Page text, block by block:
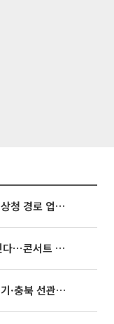
태풍 '돌핀' 오키나와 접근…일본기상청 경로 업데이트
빅뱅, 20주년 기념 '새 뱅봉' 선보인다⋯콘서트 앞두고 팝업 개최
등 추가 압수수색